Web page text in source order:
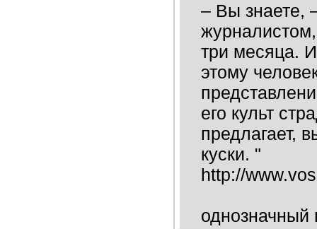
– Вы знаете,
три месяца.
этому
его культ
предлагает,
куски. "
http://
однозначный